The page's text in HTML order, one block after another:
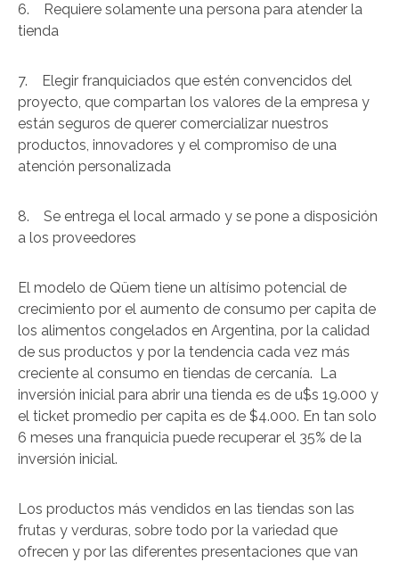
6. Requiere solamente una persona para atender la
tienda
7. Elegir franquiciados que estén convencidos del
proyecto, que compartan los valores de la empresa y
están seguros de querer comercializar nuestros
productos, innovadores y el compromiso de una
atención personalizada
8. Se entrega el local armado y se pone a disposición
a los proveedores
El modelo de Qüem tiene un altísimo potencial de
crecimiento por el aumento de consumo per capita de
los alimentos congelados en Argentina, por la calidad
de sus productos y por la tendencia cada vez más
creciente al consumo en tiendas de cercanía. La
inversión inicial para abrir una tienda es de u$s 19.000 y
el ticket promedio per capita es de $4.000. En tan solo
6 meses una franquicia puede recuperar el 35% de la
inversión inicial.
Los productos más vendidos en las tiendas son las
frutas y verduras, sobre todo por la variedad que
ofrecen y por las diferentes presentaciones que van